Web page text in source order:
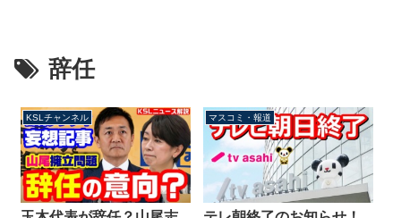
辞任
KSLチャンネル マスコミ・報道